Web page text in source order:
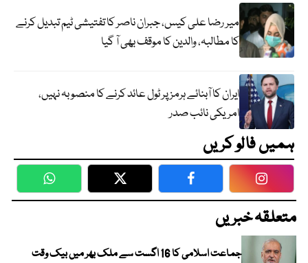
میر رضا علی کیس، جبران ناصر کا تفتیشی ٹیم تبدیل کرنے
کا مطالبہ، والدین کا موقف بھی آ گیا
ایران کا آبنائے ہرمز پر ٹول عائد کرنے کا منصوبہ نہیں،
امریکی نائب صدر
ہمیں فالو کریں
WhatsApp Twitter Facebook
متعلقہ خبریں
جماعت اسلامی کا 16 اگست سے ملک بھر میں بیک وقت